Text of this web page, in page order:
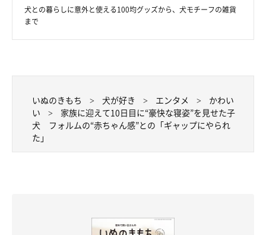
すくすくと成長するシャルルくんへの思い
犬との暮らしに意外と使える100均グッズから、犬モチーフの雑貨
まで
いぬのきもち 犬が好き エンタメ
かわい
い
家族に迎えて10日目に“豪快な寝姿”を見せた子
犬 フォルムの“赤ちゃん感”との「ギャップにやられ
た」